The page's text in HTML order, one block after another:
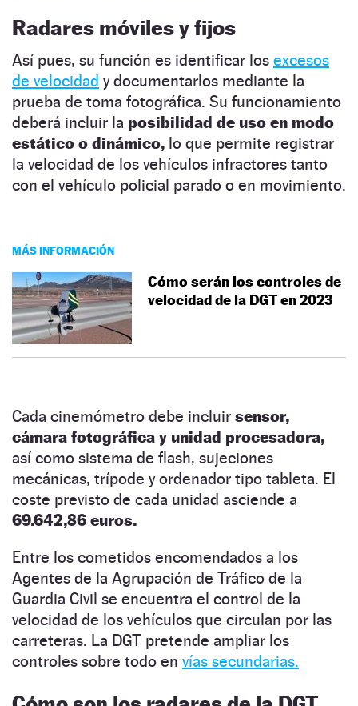
Radares móviles y fijos
Así pues, su función es identificar los excesos
de velocidad y documentarlos mediante la
prueba de toma fotográfica. Su funcionamiento
deberá incluir la posibilidad de uso en modo
estático o dinámico, lo que permite registrar
la velocidad de los vehículos infractores tanto
con el vehículo policial parado o en movimiento.
MÁS INFORMACIÓN
Cómo serán los controles de
velocidad de la DGT en 2023
Cada cinemómetro debe incluir sensor,
cámara fotográfica y unidad procesadora,
así como sistema de flash, sujeciones
mecánicas, trípode y ordenador tipo tableta. El
coste previsto de cada unidad asciende a
69.642,86 euros.
Entre los cometidos encomendados a los
Agentes de la Agrupación de Tráfico de la
Guardia Civil se encuentra el control de la
velocidad de los vehículos que circulan por las
carreteras. La DGT pretende ampliar los
controles sobre todo en vías secundarias.